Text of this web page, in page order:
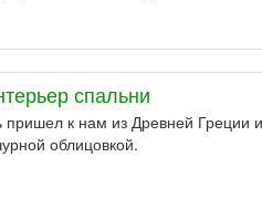
спальни
пришел к нам из Древней
облицовкой.